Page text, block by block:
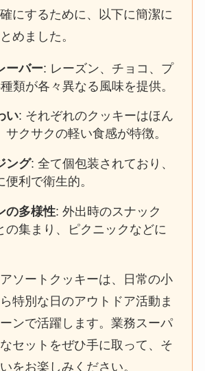
にするために、以下に簡潔に
めました。
ーバー: レーズン、チョコ、プ
類が各々異なる風味を提供。
い: それぞれのクッキーはほん
サクサクの軽い食感が特徴。
ング: 全て個包装されており、
利で衛生的。
の多様性: 外出時のスナック
の集まり、ピクニックなどに
ソートクッキーは、日常の小
特別な日のアウトドア活動ま
ンで活躍します。業務スーパ
セットをぜひ手に取って、そ
をお楽しみください。